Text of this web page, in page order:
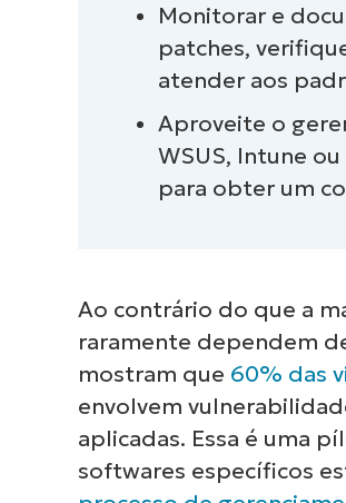
Desafios comuns
Como
Práticas
2026
Monitorar e
patches,
atender aos
Aproveite o
WSUS, Intune
para obter um
Ao contrário do que a
raramente dependem
mostram que 60% das
envolvem
aplicadas. Essa é uma
softwares específicos